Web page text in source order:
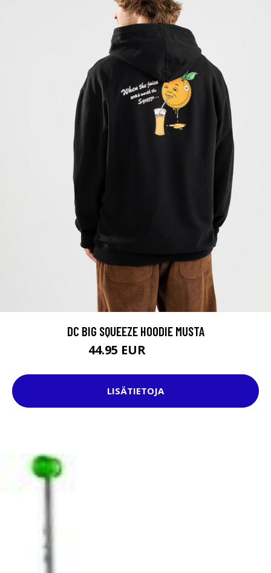
DC BIG SQUEEZE HOODIE MUSTA
44.95 EUR
LISÄTIETOJA